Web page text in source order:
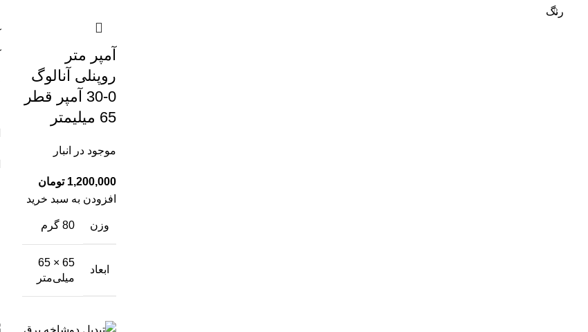
رنگ
آمپر متر
روپنلی آنالوگ
0-30 آمپر قطر
65 میلیمتر
موجود در انبار
تومان
افزودن به سبد خرید
وزن 80 گرم
ابعاد
65 × 65
میلی‌متر